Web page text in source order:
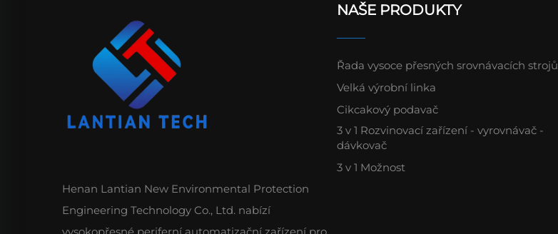
Henan Lantian New Environmental Protection
Engineering Technology Co., Ltd. nabízí
NAŠE PRODUKTY
Řada vysoce přesných srovnávacích strojů
Velká výrobní linka
Cikcakový podavač
3 v 1 Rozvinovací zařízení - vyrovnávač -
dávkovač
3 v 1 Možnost